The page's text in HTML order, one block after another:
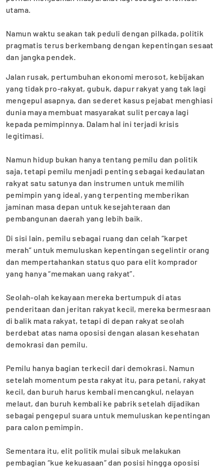
utama.
‎Namun waktu seakan tak peduli dengan pilkada, politik
pragmatis terus berkembang dengan kepentingan sesaat
dan jangka pendek.
Jalan rusak, pertumbuhan ekonomi merosot, kebijakan
yang tidak pro-rakyat, gubuk, dapur rakyat yang tak lagi
mengepul asapnya, dan sederet kasus pejabat ‎menghiasi
dunia maya membuat masyarakat sulit percaya lagi
kepada pemimpinnya. Dalam hal ini terjadi krisis
legitimasi.
‎Namun hidup bukan hanya tentang pemilu dan politik
saja, tetapi pemilu menjadi penting sebagai kedaulatan
rakyat satu satunya dan instrumen untuk memilih
pemimpin yang ideal, yang terpenting memberikan
jaminan masa depan untuk kesejahteraan dan
pembangunan daerah yang lebih b‎aik.
Di sisi lain, pemilu sebagai ruang dan celah “karpet
merah” untuk memuluskan kepentingan segelintir orang
dan ‎mempertahankan status quo para elit komprador
yang hanya “memakan uang rakyat”.
‎Seolah-olah kekayaan mereka bertumpuk di atas
penderitaan dan jeritan rakyat kecil, mereka bermesraan
di balik mata rakyat, tetapi di depan rakyat seolah
berdebat atas nama oposisi dengan alasan kesehatan
demokrasi dan pemilu.
‎Pemilu hanya bagian terkecil dari demokrasi. Namun
setelah momentum pesta rakyat itu, para petani, rakyat
kecil, ‎dan buruh harus kembali mencangkul, nelayan
melaut, dan buruh kembali ke pabrik setelah dijadikan
sebagai pengepul suara untuk memuluskan kepentingan
para calon pemimpin.
‎Sementara itu, elit politik mulai sibuk melakukan
pembagian “kue kekuasaan” dan posisi hingga oposisi